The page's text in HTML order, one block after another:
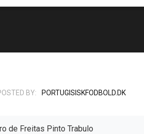
BY: PORTUGISISKFODBOLD.DK
de Freitas Pinto Trabulo